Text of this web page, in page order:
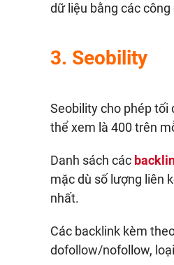
dữ liệu bằng các công
3. Seobility
Seobility cho phép tối
thể xem là 400 trên
Danh sách các
mặc dù số lượng liên
nhất.
Các backlink kèm
dofollow/nofollow,